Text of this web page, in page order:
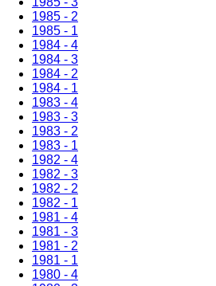
1985 - 2
1985 - 1
1984 - 4
1984 - 3
1984 - 2
1984 - 1
1983 - 4
1983 - 3
1983 - 2
1983 - 1
1982 - 4
1982 - 3
1982 - 2
1982 - 1
1981 - 4
1981 - 3
1981 - 2
1981 - 1
1980 - 4